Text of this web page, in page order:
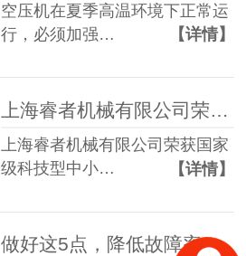
空压机在夏季高温环境下正常运
行，必须加强…
【详情】
上海睿者机械有限公司荣获国家
级科技型中小…
【详情】
做好这5点，降低故障率！